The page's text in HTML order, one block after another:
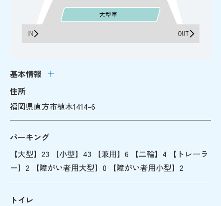
基本情報
住所
福岡県直方市植木1414-6
パーキング
【大型】23 【小型】43 【兼用】6 【二輪】4 【トレーラ
ー】2 【障がい者用大型】0 【障がい者用小型】2
トイレ